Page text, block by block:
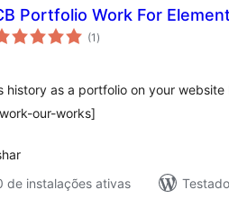
Portfolio Work For
(1 total
de
)
history as a portfolio on your
our-works]
de instalações ativas